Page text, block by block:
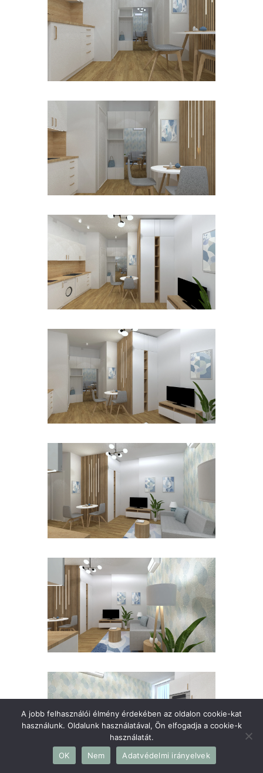
A jobb felhasználói élmény érdekében az oldalon cookie-kat
használunk. Oldalunk használatával, Ön elfogadja a cookie-k
használatát.
OK
Nem Adatvédelmi irányelvek